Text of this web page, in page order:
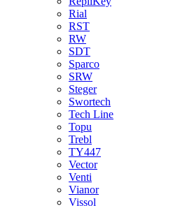
Rial
RST
RW
SDT
Sparco
SRW
Steger
Swortech
Tech Line
Topu
Trebl
TY447
Vector
Venti
Vianor
Vissol